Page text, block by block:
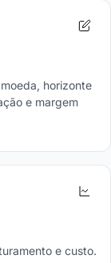
horizonte
e margem
e custo.